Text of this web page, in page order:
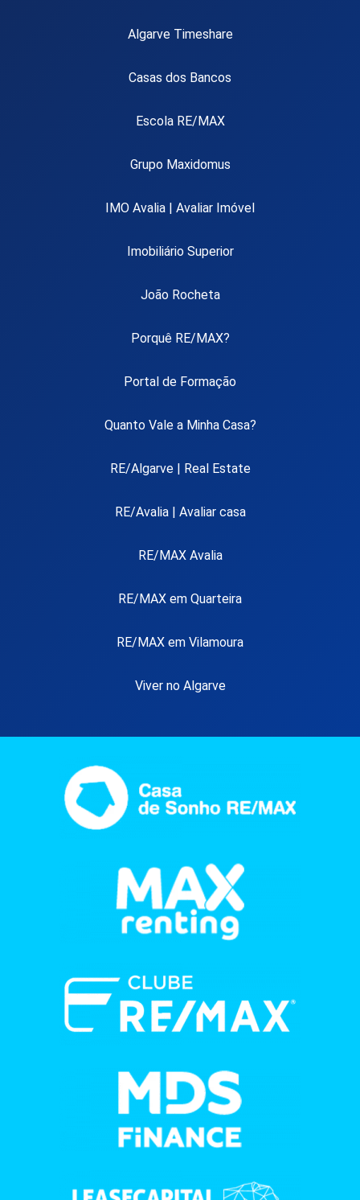
Algarve Timeshare
Casas dos Bancos
Escola RE/MAX
Grupo Maxidomus
IMO Avalia | Avaliar Imóvel
Imobiliário Superior
João Rocheta
Porquê RE/MAX?
Portal de Formação
Quanto Vale a Minha Casa?
RE/Algarve | Real Estate
RE/Avalia | Avaliar casa
RE/MAX Avalia
RE/MAX em Quarteira
RE/MAX em Vilamoura
Viver no Algarve